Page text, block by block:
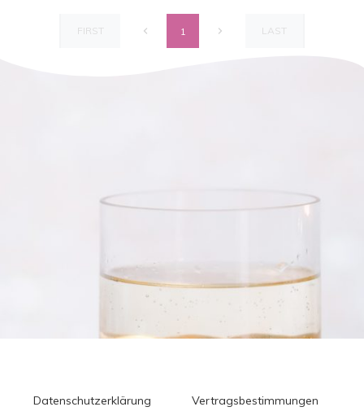
FIRST 1 LAST
Datenschutzerklärung
Vertragsbestimmungen